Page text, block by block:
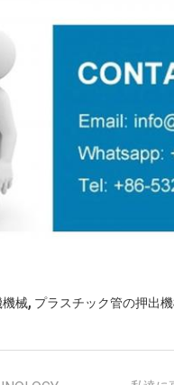
機械, プラスチック管の押出